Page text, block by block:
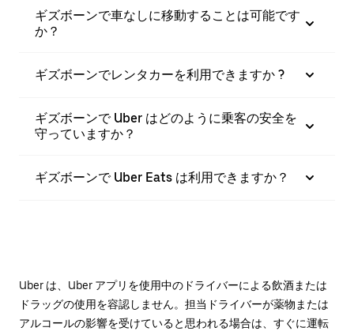
ギズボーンで車なしに移動することは可能です
か？
ギズボーンでレンタカーを利用できますか ?
ギズボーンで Uber はどのように乗客の安全を
守っていますか？
ギズボーンで Uber Eats は利用できますか？
Uber は、Uber アプリを使用中のドライバーによる飲酒または
ドラッグの使用を容認しません。担当ドライバーが薬物または
アルコールの影響を受けていると思われる場合は、すぐに運転